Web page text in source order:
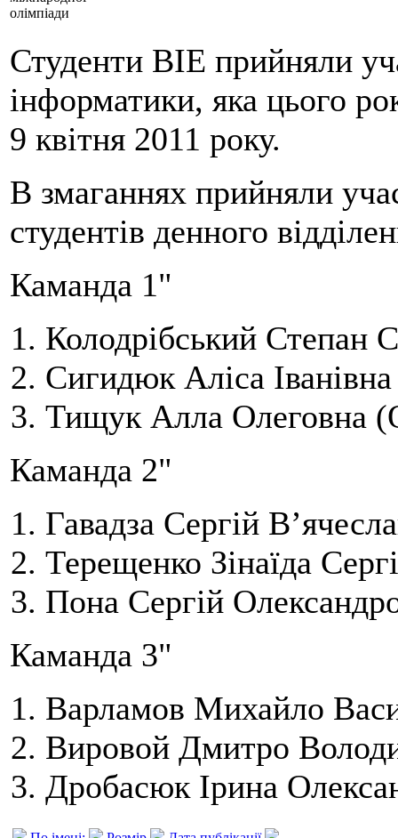
олімпіади
Студенти ВІЕ прийняли
інформатики, яка цього
9 квітня 2011 року.
В змаганнях прийняли
студентів денного
Каманда 1"
Колодрібський Степан
Сигидюк Аліса
Тищук Алла Олеговна
Каманда 2"
Гавадза Сергій
Терещенко Зінаїда
Пона Сергій
Каманда 3"
Варламов Михайло
Вировой Дмитро
Дробасюк Ірина